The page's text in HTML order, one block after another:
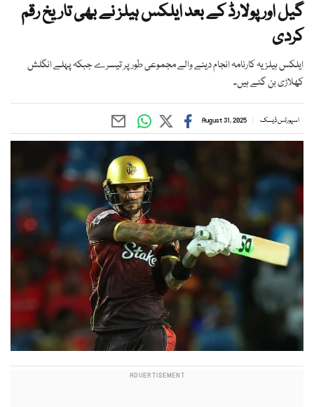
گیل اور پولارڈ کے بعد ایلکس ہیلز نے بھی تاریخ رقم
کردی
ایلکس ہیلز یہ کارنامہ انجام دینے والے مجموعی طور پر تیسرے جبکہ پہلے انگلش
کھلاڑی بن گئے ہیں۔
اسپورٹس ڈیسک August 31, 2025